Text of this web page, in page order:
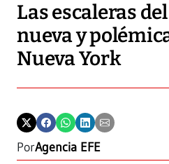
Las escaleras
nueva y
Nueva York
PorAgencia EFE